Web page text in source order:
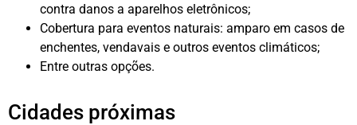
contra danos a aparelhos eletrônicos;
Cobertura para eventos naturais: amparo em casos de
enchentes, vendavais e outros eventos climáticos;
Entre outras opções.
Cidades próximas